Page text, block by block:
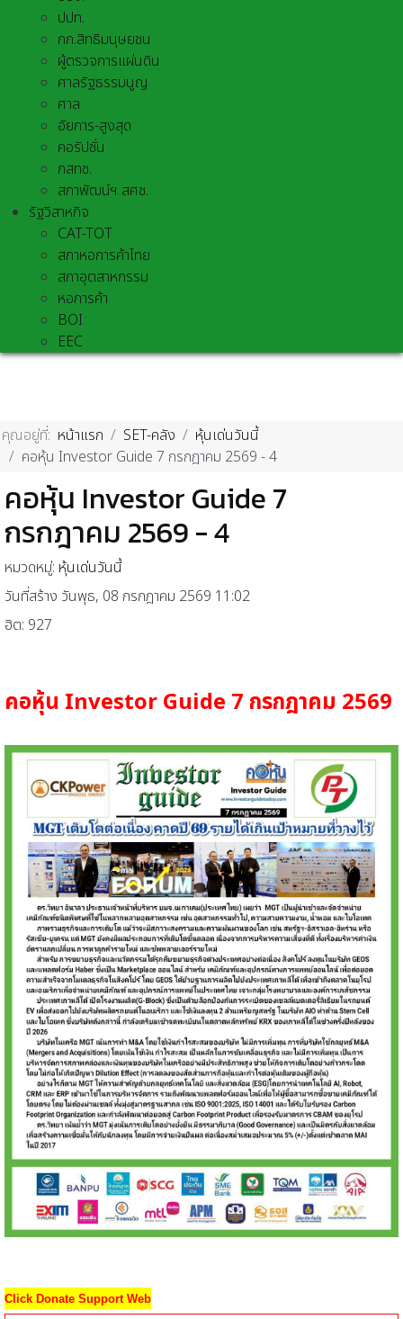
ปปท.
กก.สิทธิมนุษยชน
ผู้ตรวจการแผ่นดิน
ศาลรัฐธรรมนูญ
ศาล
อัยการ-สูงสุด
คอรัปชั่น
กสทช.
สภาพัฒน์ฯ สศช.
รัฐวิสาหกิจ
CAT-TOT
สภาหอการค้าไทย
สภาอุตสาหกรรม
หอการค้า
BOI
EEC
คุณอยู่ที่: หน้าแรก SET-คลัง
หุ้นเด่นวันนี้
คอหุ้น Investor Guide 7 กรกฎาคม 2569 - 4
คอหุ้น Investor Guide 7
กรกฎาคม 2569 - 4
หมวดหมู่: หุ้นเด่นวันนี้
วันที่สร้าง วันพุธ, 08 กรกฎาคม 2569 11:02
ฮิต: 927
คอหุ้น Investor Guide 7 กรกฎาคม 2569
Click Donate Support Web